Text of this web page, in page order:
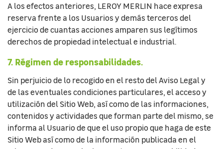
A los efectos anteriores, LEROY MERLIN hace expresa
reserva frente a los Usuarios y demás terceros del
ejercicio de cuantas acciones amparen sus legítimos
derechos de propiedad intelectual e industrial.
7. Régimen de responsabilidades.
Sin perjuicio de lo recogido en el resto del Aviso Legal y
de las eventuales condiciones particulares, el acceso y
utilización del Sitio Web, así como de las informaciones,
contenidos y actividades que forman parte del mismo, se
informa al Usuario de que el uso propio que haga de este
Sitio Web así como de la información publicada en el